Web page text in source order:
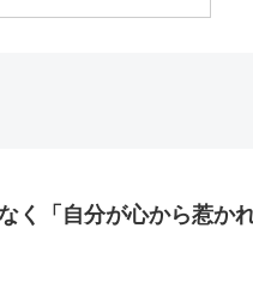
く「自分が心から惹か